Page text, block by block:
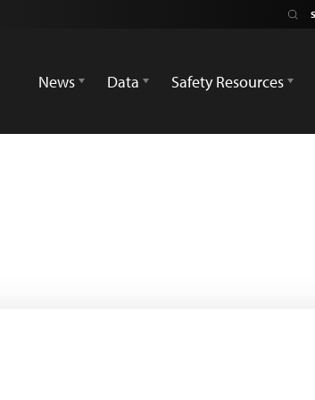
News
Data Safety Resources